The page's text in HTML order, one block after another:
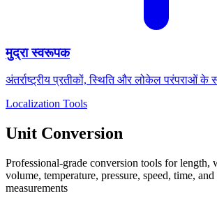
मुद्रा स्वरूपक
अंतर्राष्ट्रीय प्रतीकों, स्थिति और लोकेल परंपराओं के
Localization Tools
Unit Conversion
Professional-grade conversion tools for length,
volume, temperature, pressure, speed, time,
measurements